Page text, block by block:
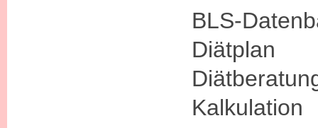
BLS-
Diätplan
Kalkulation